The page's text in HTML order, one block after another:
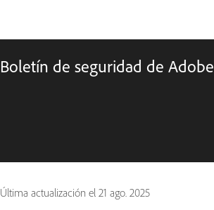
Boletín de seguridad de Adobe
Última actualización el 21 ago. 2025